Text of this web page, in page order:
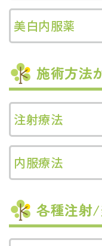
美白内服薬
施術方法
注射療法
内服療法
各種注射